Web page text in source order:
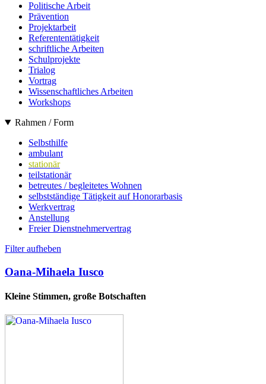
Politische Arbeit
Prävention
Projektarbeit
Referententätigkeit
schriftliche Arbeiten
Schulprojekte
Trialog
Vortrag
Wissenschaftliches Arbeiten
Workshops
Rahmen / Form
Selbsthilfe
ambulant
stationär
teilstationär
betreutes / begleitetes Wohnen
selbstständige Tätigkeit auf Honorarbasis
Werkvertrag
Anstellung
Freier Dienstnehmervertrag
Filter aufheben
Oana-Mihaela Iusco
Kleine Stimmen, große Botschaften